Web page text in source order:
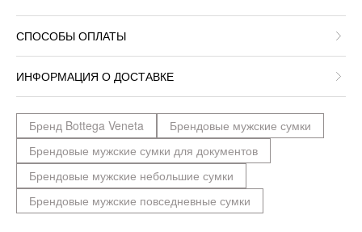
СПОСОБЫ ОПЛАТЫ
ИНФОРМАЦИЯ О ДОСТАВКЕ
Бренд Bottega Veneta
Брендовые мужские сумки
Брендовые мужские сумки для документов
Брендовые мужские небольшие сумки
Брендовые мужские повседневные сумки